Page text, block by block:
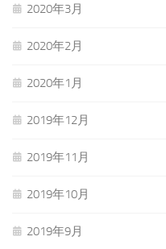
2020年3月
2020年2月
2020年1月
2019年12月
2019年11月
2019年10月
2019年9月